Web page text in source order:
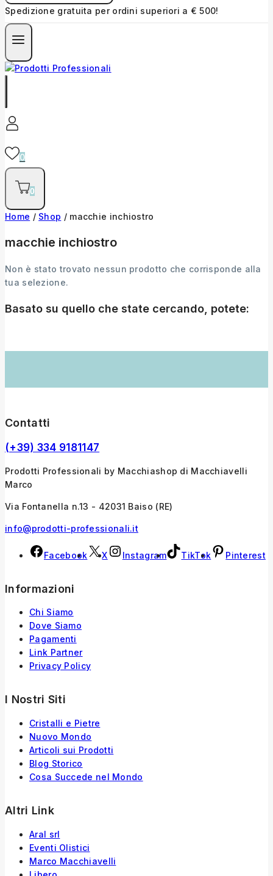
Spedizione gratuita per ordini superiori a € 500!
0
0
Home / Shop / macchie inchiostro
macchie inchiostro
Non è stato trovato nessun prodotto che corrisponde alla
tua selezione.
Basato su quello che state cercando, potete:
Contatti
(+39) 334 9181147
Prodotti Professionali by Macchiashop di Macchiavelli
Marco
Via Fontanella n.13 - 42031 Baiso (RE)
info@prodotti-professionali.it
Facebook X Instagram TikTok Pinterest
Informazioni
Chi Siamo
Dove Siamo
Pagamenti
Link Partner
Privacy Policy
I Nostri Siti
Cristalli e Pietre
Nuovo Mondo
Articoli sui Prodotti
Blog Storico
Cosa Succede nel Mondo
Altri Link
Aral srl
Eventi Olistici
Marco Macchiavelli